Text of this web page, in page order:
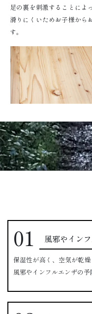
足の裏を刺激することによ
滑りにくいためお子様から
す。
風邪やイン
保湿性が高く、空気が乾
風邪やインフルエンザの予